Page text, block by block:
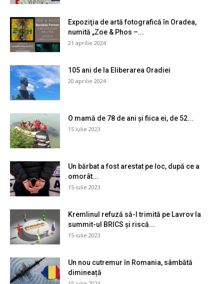
Expoziţia de artă fotografică în Oradea,
numită „Zoe & Phos –...
21 aprilie 2024
105 ani de la Eliberarea Oradiei
20 aprilie 2024
O mamă de 78 de ani și fiica ei, de 52...
15 iulie 2023
Un bărbat a fost arestat pe loc, după ce a
omorât...
15 iulie 2023
Kremlinul refuză să-l trimită pe Lavrov la
summit-ul BRICS și riscă...
15 iulie 2023
Un nou cutremur în Romania, sâmbătă
dimineață